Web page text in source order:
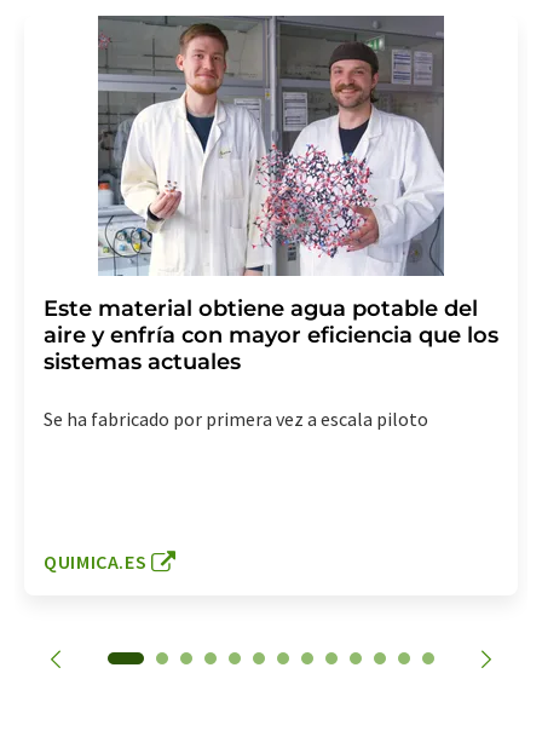
Este material obtiene agua potable del
aire y enfría con mayor eficiencia que los
sistemas actuales
Se ha fabricado por primera vez a escala piloto
QUIMICA.ES